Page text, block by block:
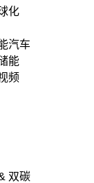
化
车
能
频
碳